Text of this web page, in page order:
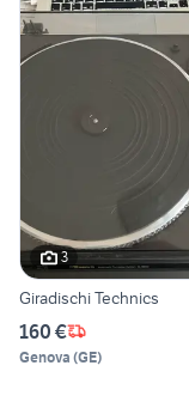
3
Giradischi Technics
160 €
Genova (GE)